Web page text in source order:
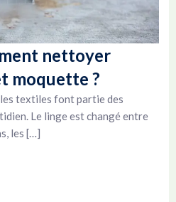
nettoyer
moquette ?
les textiles font partie des
Le linge est changé entre
les […]